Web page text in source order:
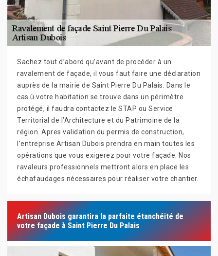
Sachez tout d’abord qu’avant de procéder à un
ravalement de façade, il vous faut faire une déclaration
auprès de la mairie de Saint Pierre Du Palais. Dans le
cas ù votre habitation se trouve dans un périmètre
protégé, il faudra contactez le STAP ou Service
Territorial de l’Architecture et du Patrimoine de la
région. Apres validation du permis de construction,
l’entreprise Artisan Dubois prendra en main toutes les
opérations que vous exigerez pour votre façade. Nos
ravaleurs professionnels mettront alors en place les
échafaudages nécessaires pour réaliser votre chantier.
Artisan Dubois garantira la parfaite étanchéité de
votre façade à Saint Pierre Du Palais